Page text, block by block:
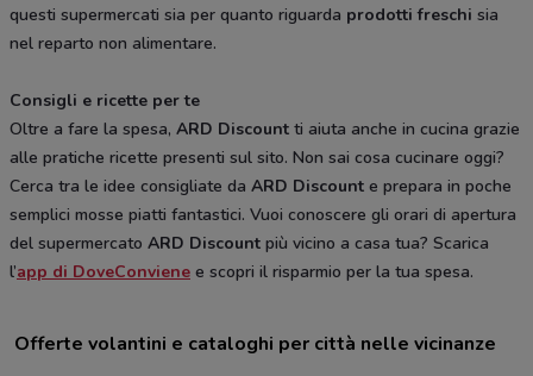
questi supermercati sia per quanto riguarda prodotti freschi sia
nel reparto non alimentare.
Consigli e ricette per te
Oltre a fare la spesa, ARD Discount ti aiuta anche in cucina grazie
alle pratiche ricette presenti sul sito. Non sai cosa cucinare oggi?
Cerca tra le idee consigliate da ARD Discount e prepara in poche
semplici mosse piatti fantastici. Vuoi conoscere gli orari di apertura
del supermercato ARD Discount più vicino a casa tua? Scarica
l’app di DoveConviene e scopri il risparmio per la tua spesa.
Offerte volantini e cataloghi per città nelle vicinanze